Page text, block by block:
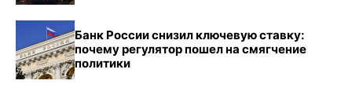
Банк России снизил ключевую ставку:
почему регулятор пошел на смягчение
политики